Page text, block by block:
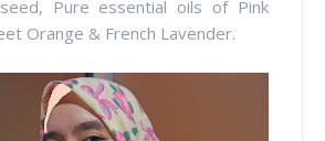
Pure essential oils of Pink
Orange & French Lavender.